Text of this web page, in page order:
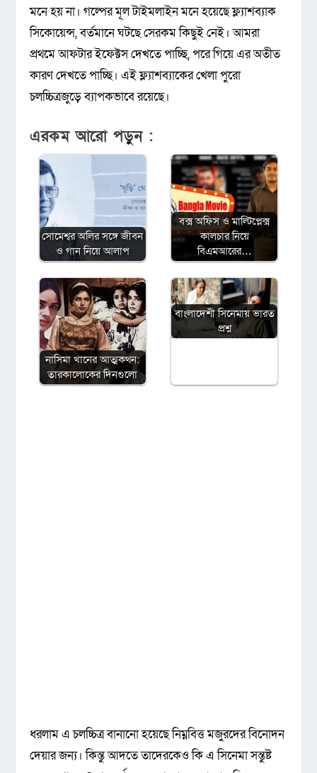
মনে হয় না। গল্পের মূল টাইমলাইন মনে হয়েছে ফ্ল্যাশব্যাক
সিকোয়েন্স, বর্তমানে ঘটছে সেরকম কিছুই নেই। আমরা
প্রথমে আফটার ইফেক্টস দেখতে পাচ্ছি, পরে গিয়ে এর অতীত
কারণ দেখতে পাচ্ছি। এই ফ্ল্যাশব্যাকের খেলা পুরো
চলচ্চিত্রজুড়ে ব্যাপকভাবে রয়েছে।
এরকম আরো পড়ুন :
সোমেশ্বর অলির সঙ্গে জীবন
ও গান নিয়ে আলাপ
বক্স অফিস ও মাল্টিপ্লেক্স
কালচার নিয়ে
বিএমআরের…
নাসিমা খানের আত্মকথন:
তারকালোকের দিনগুলো
বাংলাদেশী সিনেমায় ভারত
প্রশ্ন
ধরলাম এ চলচ্চিত্র বানানো হয়েছে নিম্নবিত্ত মজুরদের বিনোদন
দেয়ার জন্য। কিন্তু আদতে তাদেরকেও কি এ সিনেমা সন্তুষ্ট